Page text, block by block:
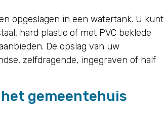
opgeslagen in een watertank. U kunt
hard plastic of met PVC beklede
De opslag van uw
zelfdragende, ingegraven of half
gemeentehuis